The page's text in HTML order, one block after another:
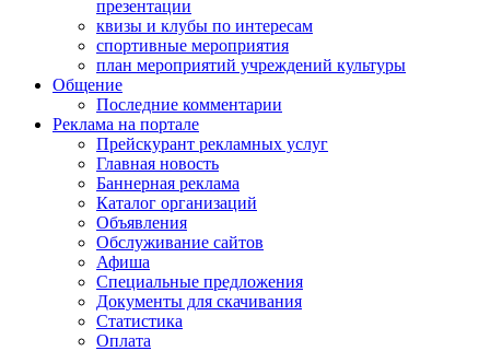
презентации
квизы и клубы по интересам
спортивные мероприятия
план мероприятий учреждений культуры
Общение
Последние комментарии
Реклама на портале
Прейскурант рекламных услуг
Главная новость
Баннерная реклама
Каталог организаций
Объявления
Обслуживание сайтов
Афиша
Специальные предложения
Документы для скачивания
Статистика
Оплата